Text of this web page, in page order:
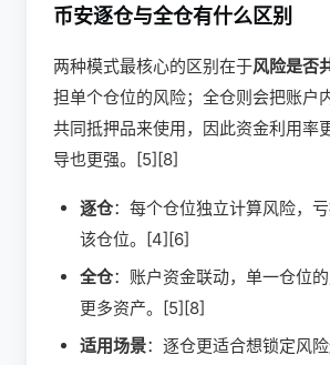
币安逐仓与全仓有什么区别
两种模式最核心的区别在于风险是否
担单个仓位的风险；全仓则会把账户
共同抵押品来使用，因此资金利用率
导也更强。[5][8]
逐仓：每个仓位独立计算风险，
该仓位。[4][6]
全仓：账户资金联动，单一仓位
更多资产。[5][8]
适用场景：逐仓更适合想锁定风